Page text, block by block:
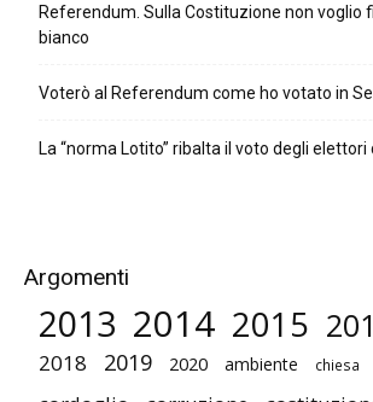
Referendum. Sulla Costituzione non voglio
bianco
Voterò al Referendum come ho votato in
La “norma Lotito” ribalta il voto degli elettori
Argomenti
2013 2014 2015
2018 2019 2020 ambiente chiesa